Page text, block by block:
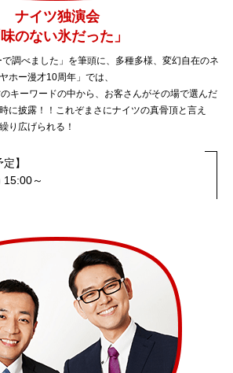
ナイツ独演会
味のない氷だった」
調べました」を筆頭に、多種多様、変幻自在のネ
ホー漫才10周年」では、
キーワードの中から、お客さんがその場で選んだ
に披露！！これぞまさにナイツの真骨頂と言え
り広げられる！
】
～